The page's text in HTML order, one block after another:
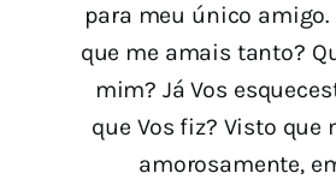
para meu único amigo.
que me amais tanto?
mim? Já Vos
que Vos fiz? Visto que
amorosamente,